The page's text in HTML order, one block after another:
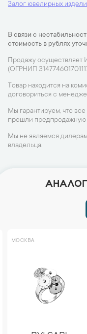
Залог ювелирных
В связи с
стоимость в рублях
Продажу
(ОГРНИП
Товар находится на
договориться с
Мы гарантируем, что
прошли предпродажную
Мы не являемся
владельца.
МОСКВА